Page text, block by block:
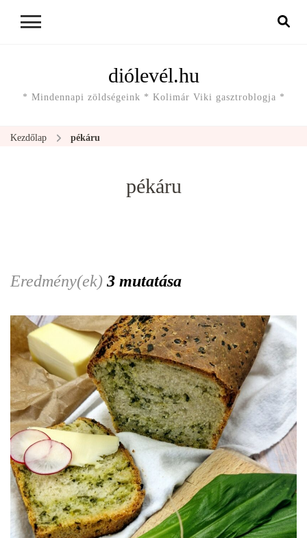
diólevél.hu
* Mindennapi zöldségeink * Kolimár Viki gasztroblogja *
Kezdőlap pékáru
pékáru
Eredmény(ek) 3 mutatása